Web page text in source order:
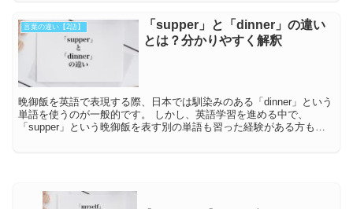
言葉の違い【2語】
「supper」と「dinner」の違い
とは？分かりやすく解釈
晩御飯を英語で表現する際、日本では馴染みのある「dinner」という
単語を使うのが一般的です。 しかし、英語学習を進める中で、
「supper」という晩御飯を表す別の単語も習った経験がある方も多